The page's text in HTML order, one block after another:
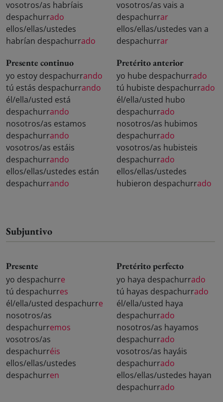
vosotros/as habríais
despachurrado
ellos/ellas/ustedes
habrían despachurrado
vosotros/as vais a
despachurrar
ellos/ellas/ustedes van a
despachurrar
Presente continuo
yo estoy despachurrando
tú estás despachurrando
él/ella/usted está
despachurrando
nosotros/as estamos
despachurrando
vosotros/as estáis
despachurrando
ellos/ellas/ustedes están
despachurrando
Pretérito anterior
yo hube despachurrado
tú hubiste despachurrado
él/ella/usted hubo
despachurrado
nosotros/as hubimos
despachurrado
vosotros/as hubisteis
despachurrado
ellos/ellas/ustedes
hubieron despachurrado
Subjuntivo
Presente
yo despachurre
tú despachurres
él/ella/usted despachurre
nosotros/as
despachurremos
vosotros/as
despachurréis
ellos/ellas/ustedes
despachurren
Pretérito perfecto
yo haya despachurrado
tú hayas despachurrado
él/ella/usted haya
despachurrado
nosotros/as hayamos
despachurrado
vosotros/as hayáis
despachurrado
ellos/ellas/ustedes hayan
despachurrado